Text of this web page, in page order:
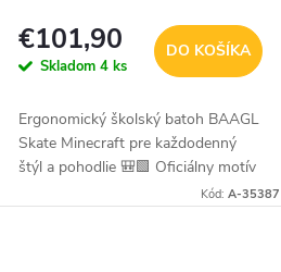
€101,90
Skladom 4 ks
DO KOŠÍKA
Ergonomický školský batoh BAAGL
Skate Minecraft pre každodenný
štýl a pohodlie 🎒🟩 Oficiálny motív
Kód:A-35387